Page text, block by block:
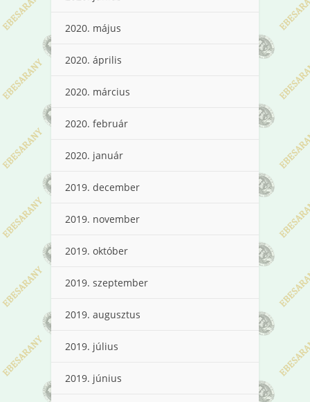
2020. május
2020. április
2020. március
2020. február
2020. január
2019. december
2019. november
2019. október
2019. szeptember
2019. augusztus
2019. július
2019. június